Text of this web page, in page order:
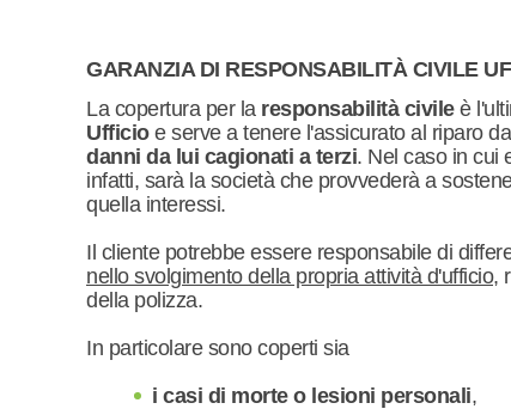
GARANZIA DI RESPONSABILITÀ CIVILE
La copertura per la responsabilità civileè
Ufficioe serve a tenere l'assicurato al riparo
danni da lui cagionati a terzi. Nel caso in cui
infatti, sarà la società che provvederà a
quella interessi.
Il cliente potrebbe essere responsabile di
nello svolgimento della propria attività d'ufficio,
della polizza.
In particolare sono coperti sia
i casi di morte o lesioni personali,